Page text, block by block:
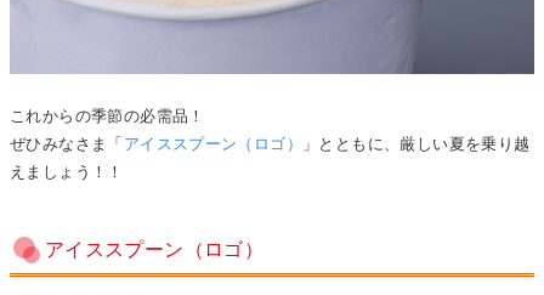
これからの季節の必需品！
ぜひみなさま「 アイススプーン（ロゴ）
」とともに、厳しい夏を乗り越
えましょう！！
アイススプーン（ロゴ）